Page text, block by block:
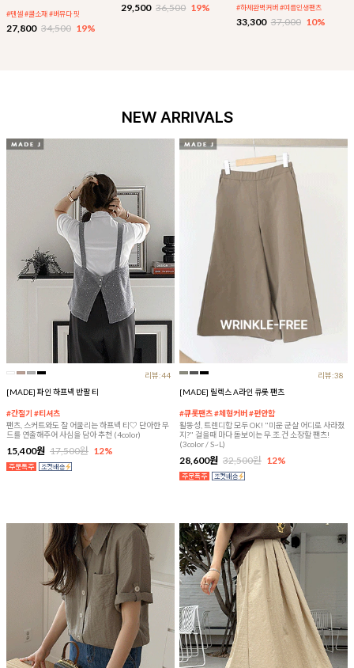
#텐셀 #쿨소재 #버뮤다 핏
27,800 34,500 19%
29,500 36,500 19% #하체완벽커버 #여름인생팬츠
33,300 37,000 10%
NEW ARRIVALS
리뷰:44
[MADE] 파인 하프넥 반팔 티
#간절기 #티셔츠
팬츠, 스커트와도 잘 어울리는 하프넥 티♡ 단아한 무
드를 연출해주어 사심을 담아 추천 (4color)
15,400원 17,500원 12%
리뷰:38
[MADE] 릴렉스 A라인 큐롯 팬츠
#큐롯팬츠 #체형커버 #편안함
활동성, 트렌디함 모두 OK! "미운 군살 어디로 사라졌
지?" 걸을때 마다 돋보이는 무.조.건 소장할 팬츠!
(3color / S~L)
28,600원 32,500원 12%